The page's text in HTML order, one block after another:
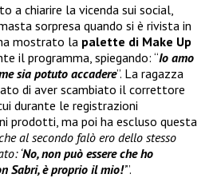
a chiarire la vicenda sui social,
sorpresa quando si è rivista in
mostrato la palette di Make Up
il programma, spiegando: “Io amo
sia potuto accadere”. La ragazza
di aver scambiato il correttore
durante le registrazioni
prodotti, ma poi ha escluso questa
al secondo falò ero dello stesso
‘No, non può essere che ho
Sabri, è proprio il mio!’”.